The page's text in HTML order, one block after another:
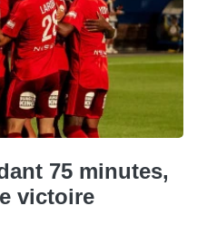
75 minutes,
victoire